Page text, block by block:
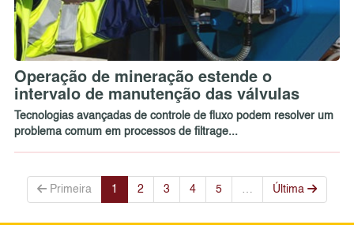
Operação de mineração estende o
intervalo de manutenção das válvulas
Tecnologias avançadas de controle de fluxo podem resolver um
problema comum em processos de filtrage...
Primeira 1 2 3 4 5 Última